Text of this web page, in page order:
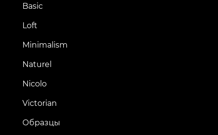
Basic
Loft
Minimalism
Naturel
Nicolo
Victorian
Образцы